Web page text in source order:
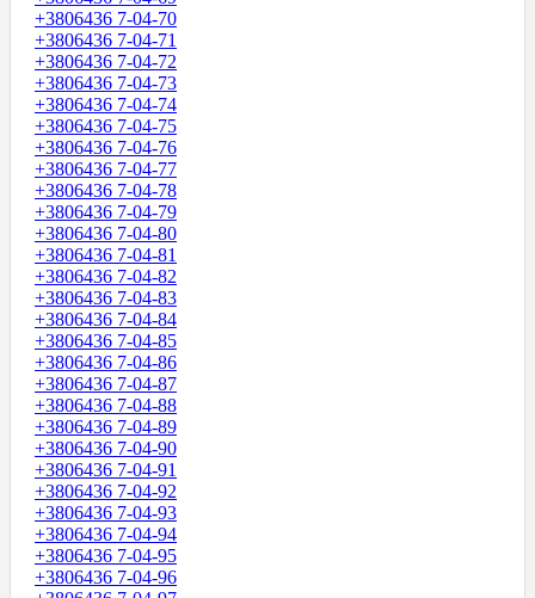
+3806436 7-04-70
+3806436 7-04-71
+3806436 7-04-72
+3806436 7-04-73
+3806436 7-04-74
+3806436 7-04-75
+3806436 7-04-76
+3806436 7-04-77
+3806436 7-04-78
+3806436 7-04-79
+3806436 7-04-80
+3806436 7-04-81
+3806436 7-04-82
+3806436 7-04-83
+3806436 7-04-84
+3806436 7-04-85
+3806436 7-04-86
+3806436 7-04-87
+3806436 7-04-88
+3806436 7-04-89
+3806436 7-04-90
+3806436 7-04-91
+3806436 7-04-92
+3806436 7-04-93
+3806436 7-04-94
+3806436 7-04-95
+3806436 7-04-96